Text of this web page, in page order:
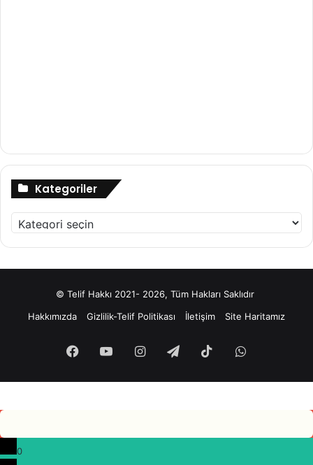
Kategoriler
Kategoriler
© Telif Hakkı 2021- 2026, Tüm Hakları Saklıdır
Hakkımızda
Gizlilik-Telif Politikası İletişim Site Haritamız
Facebook
YouTubeInstagram
TelegramTikTokWhatsApp
0